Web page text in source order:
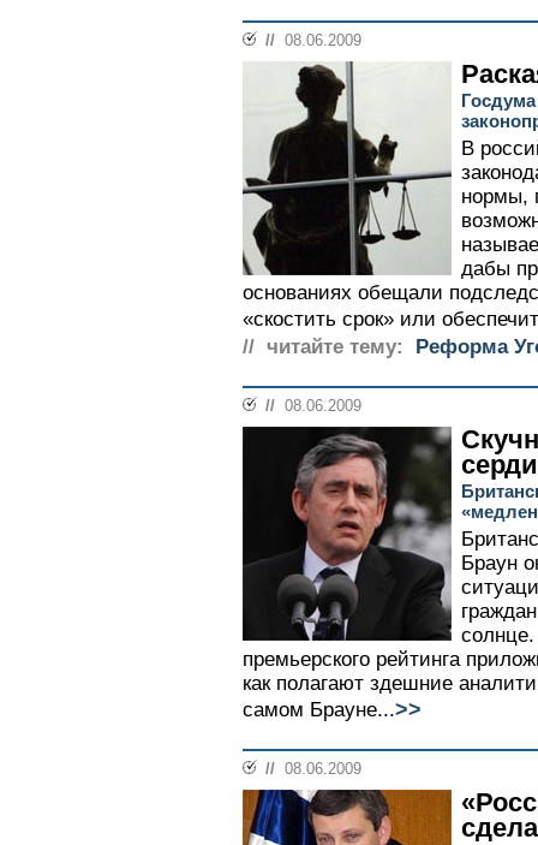
// 08.06.2009
В
нормы,
дабы
основаниях обещали
«скостить срок» или
// читайте тему:
Реформа
// 08.06.2009
Браун
премьерского рейтинга
как полагают здешние
самом Брауне...>>
// 08.06.2009